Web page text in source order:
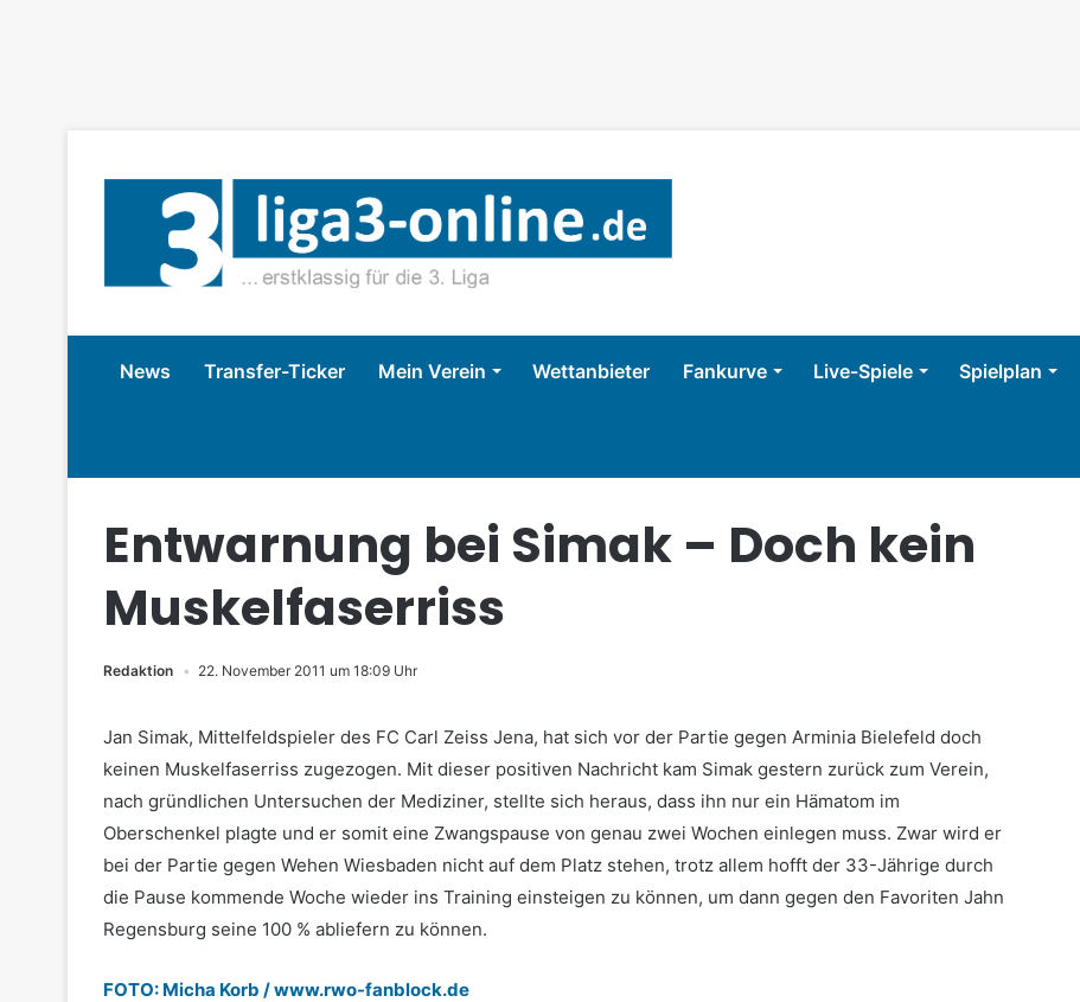
News Transfer-Ticker Mein Verein Wettanbieter Fankurve Live-Spiele Spielplan
Entwarnung bei Simak – Doch kein
Muskelfaserriss
Redaktion 22. November 2011 um 18:09 Uhr
Jan Simak, Mittelfeldspieler des FC Carl Zeiss Jena, hat sich vor der Partie gegen Arminia Bielefeld doch
keinen Muskelfaserriss zugezogen. Mit dieser positiven Nachricht kam Simak gestern zurück zum Verein,
nach gründlichen Untersuchen der Mediziner, stellte sich heraus, dass ihn nur ein Hämatom im
Oberschenkel plagte und er somit eine Zwangspause von genau zwei Wochen einlegen muss. Zwar wird er
bei der Partie gegen Wehen Wiesbaden nicht auf dem Platz stehen, trotz allem hofft der 33-Jährige durch
die Pause kommende Woche wieder ins Training einsteigen zu können, um dann gegen den Favoriten Jahn
Regensburg seine 100 % abliefern zu können.
FOTO: Micha Korb /www.rwo-fanblock.de